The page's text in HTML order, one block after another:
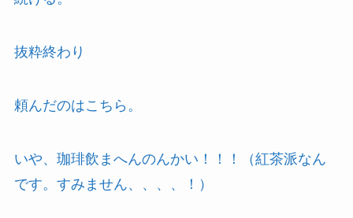
抜粋終わり
頼んだのはこちら。
いや、珈琲飲まへんのんかい！！！（紅茶派なん
です。すみません、、、、！）